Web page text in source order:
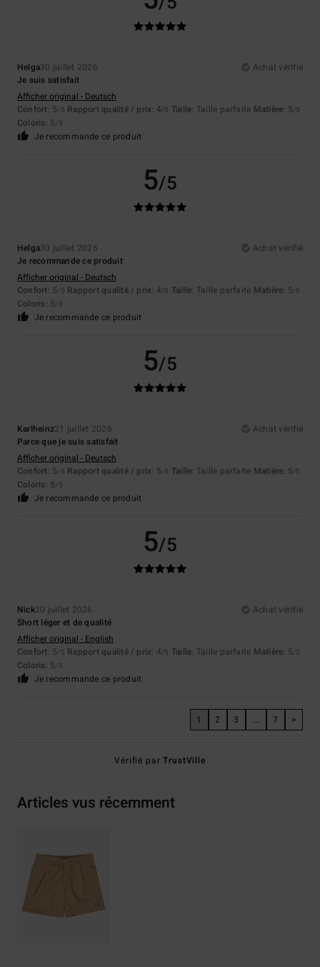
Helga30 juillet 2026
Achat vérifié
Je suis satisfait
Afficher original - Deutsch
Confort: 5/5 Rapport qualité / prix: 4/5 Taille: Taille parfaite Matière: 5/5
Coloris: 5/5
Je recommande ce produit
5/5
Helga30 juillet 2026
Achat vérifié
Je recommande ce produit
Afficher original - Deutsch
Confort: 5/5 Rapport qualité / prix: 4/5 Taille: Taille parfaite Matière: 5/5
Coloris: 5/5
Je recommande ce produit
5/5
Karlheinz21 juillet 2026
Achat vérifié
Parce que je suis satisfait
Afficher original - Deutsch
Confort: 5/5 Rapport qualité / prix: 5/5 Taille: Taille parfaite Matière: 5/5
Coloris: 5/5
Je recommande ce produit
5/5
Nick20 juillet 2026
Achat vérifié
Short léger et de qualité
Afficher original - English
Confort: 5/5 Rapport qualité / prix: 4/5 Taille: Taille parfaite Matière: 5/5
Coloris: 5/5
Je recommande ce produit
1 2 3 ... 7 >
Vérifié parTrustVille
Articles vus récemment